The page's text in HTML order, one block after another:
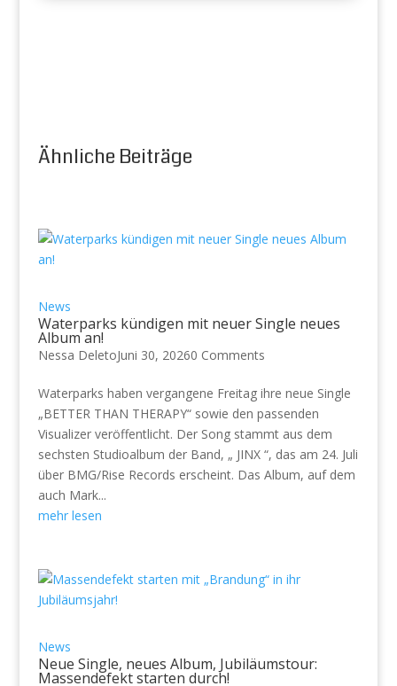
Ähnliche Beiträge
News
Waterparks kündigen mit neuer Single neues
Album an!
Nessa DeletoJuni 30, 20260 Comments
Waterparks haben vergangene Freitag ihre neue Single
„BETTER THAN THERAPY“ sowie den passenden
Visualizer veröffentlicht. Der Song stammt aus dem
sechsten Studioalbum der Band, „ JINX “, das am 24. Juli
über BMG/Rise Records erscheint. Das Album, auf dem
auch Mark...
mehr lesen
News
Neue Single, neues Album, Jubiläumstour:
Massendefekt starten durch!